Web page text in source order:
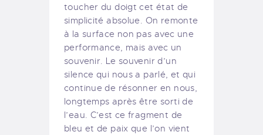
toucher du doigt cet état de
simplicité absolue. On remonte
à la surface non pas avec une
performance, mais avec un
souvenir. Le souvenir d’un
silence qui nous a parlé, et qui
continue de résonner en nous,
longtemps après être sorti de
l’eau. C’est ce fragment de
bleu et de paix que l’on vient